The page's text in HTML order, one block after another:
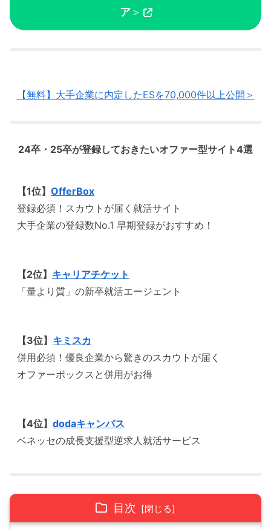
ア＞
【無料】大手企業に内定したESを70,000件以上公開＞
24卒・25卒が登録しておきたいオファー型サイト4選
【1位】 OfferBox
登録必須！スカウトが届く就活サイト
大手企業の登録数No.1 早期登録がおすすめ！
【2位】 キャリアチケット
「量より質」の新卒就活エージェント
【3位】 キミスカ
併用必須！優良企業から驚きのスカウトが届く
オファーボックスと併用がお得
【4位】 dodaキャンパス
ベネッセの成長支援型逆求人就活サービス
目次